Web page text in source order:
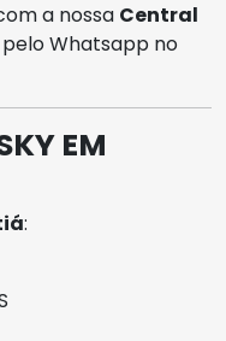
a nossa Central
pelo Whatsapp no
EM
: